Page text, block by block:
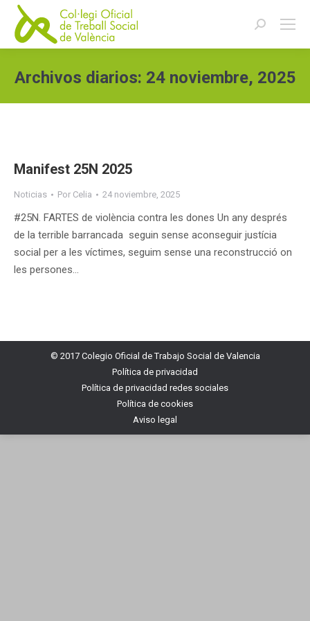
Buscar:
Archivos diarios: 24 noviembre, 2025
Manifest 25N 2025
Noticias Por Celia 24 noviembre, 2025
#25N. FARTES de violència contra les dones Un any després
de la terrible barrancada seguin sense aconseguir justícia
social per a les víctimes, seguim sense una reconstrucció on
les persones…
© 2017 Colegio Oficial de Trabajo Social de Valencia
Política de privacidad
Política de privacidad redes sociales
Política de cookies
Aviso legal